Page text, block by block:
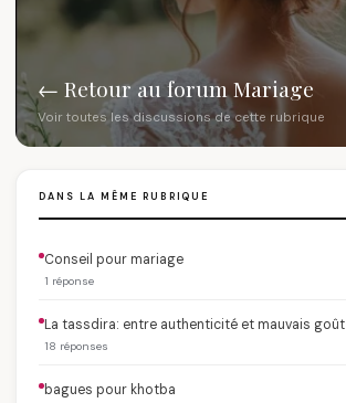
← Retour au forum Mariage
Voir toutes les discussions de cette rubrique
DANS LA MÊME RUBRIQUE
Conseil pour mariage
1 réponse
La tassdira: entre authenticité et mauvais goût
18 réponses
bagues pour khotba